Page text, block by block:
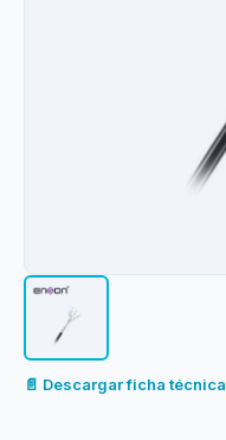
📄 Descargar ficha técnica